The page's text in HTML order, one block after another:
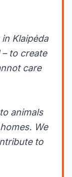
Klaipėda
to create
care
animals
We
to